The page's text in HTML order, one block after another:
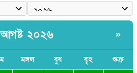
নিয়ে বড় সুখবর দিলো সৌদি সরকার
আগুন, পেট্রলবোমা বিস্ফোরণ
আগষ্ট ২০২৬ »
মঙ্গল বুধ বৃহ শুক্র